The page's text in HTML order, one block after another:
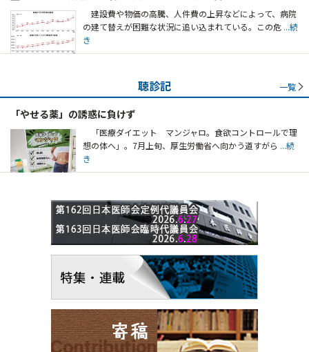
建設費や物価の高騰、人件費の上昇などによって、病院
の建て替えが困難な状況に追い込まれている。この危 ...続
き
聴診記 一覧
「やせる薬」の誘惑に負けず
「医療ダイエット マンジャロ。食欲コントロールで理
想の体へ」。7月上旬、厚生労働省へ向かう道すがら ...続
き